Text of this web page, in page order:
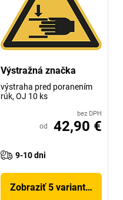
Výstražná značka
výstraha pred poranením
rúk, OJ 10 ks
bez DPH
od 42,90 €
9-10 dni
Zobraziť 5 variantov